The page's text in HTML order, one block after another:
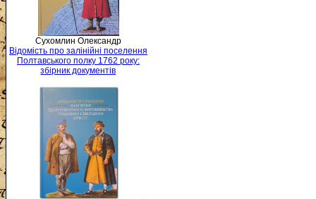
Сухомлин Олександр
Відомість про залінійні поселення
Полтавського полку 1762 року:
збірник документів